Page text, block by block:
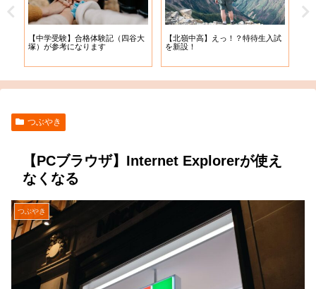
【中学受験】合格体験記（四谷大
塚）が参考になります
【北嶺中高】えっ！？特待生入試
を新設！
つぶやき
【PCブラウザ】Internet Explorerが使え
なくなる
つぶやき